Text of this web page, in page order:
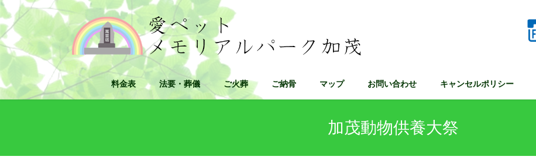
コ
ン
テ
ン
へ
ス
ナ
ビ
ゲ
ー
ョ
ン
料金表 法要・葬儀 ご火葬 ご納骨 マップ お問い合わせ キャンセルポリシー
加茂動物供養大祭